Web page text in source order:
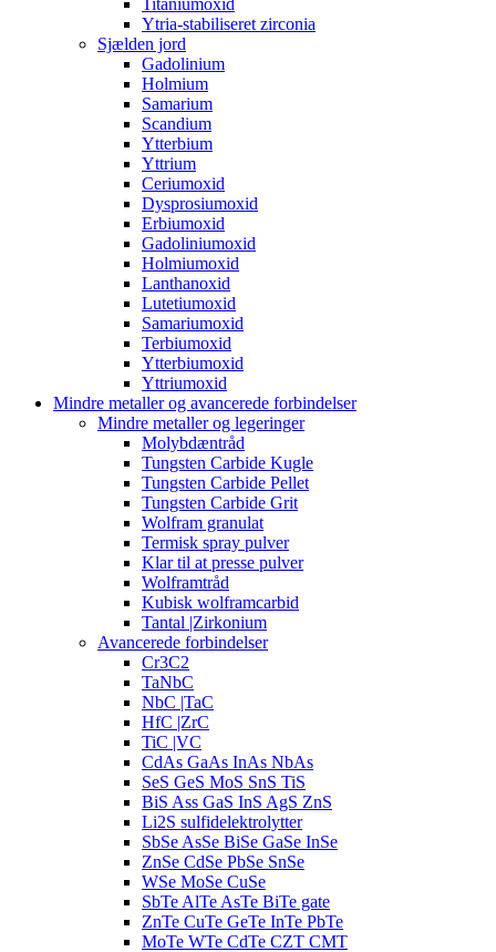
Titaniumoxid
Ytria-stabiliseret zirconia
Sjælden jord
Gadolinium
Holmium
Samarium
Scandium
Ytterbium
Yttrium
Ceriumoxid
Dysprosiumoxid
Erbiumoxid
Gadoliniumoxid
Holmiumoxid
Lanthanoxid
Lutetiumoxid
Samariumoxid
Terbiumoxid
Ytterbiumoxid
Yttriumoxid
Mindre metaller og avancerede forbindelser
Mindre metaller og legeringer
Molybdæntråd
Tungsten Carbide Kugle
Tungsten Carbide Pellet
Tungsten Carbide Grit
Wolfram granulat
Termisk spray pulver
Klar til at presse pulver
Wolframtråd
Kubisk wolframcarbid
Tantal |Zirkonium
Avancerede forbindelser
Cr3C2
TaNbC
NbC |TaC
HfC |ZrC
TiC |VC
CdAs GaAs InAs NbAs
SeS GeS MoS SnS TiS
BiS Ass GaS InS AgS ZnS
Li2S sulfidelektrolytter
SbSe AsSe BiSe GaSe InSe
ZnSe CdSe PbSe SnSe
WSe MoSe CuSe
SbTe AlTe AsTe BiTe gate
ZnTe CuTe GeTe InTe PbTe
MoTe WTe CdTe CZT CMT